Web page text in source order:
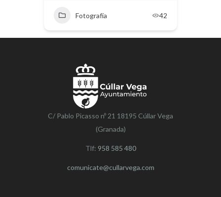
Fotografía 42
C/ Pablo Picasso nº 21 18195 Cúllar Vega
(Granada)
Tlf: 958 585 480
comunicate@cullarvega.com